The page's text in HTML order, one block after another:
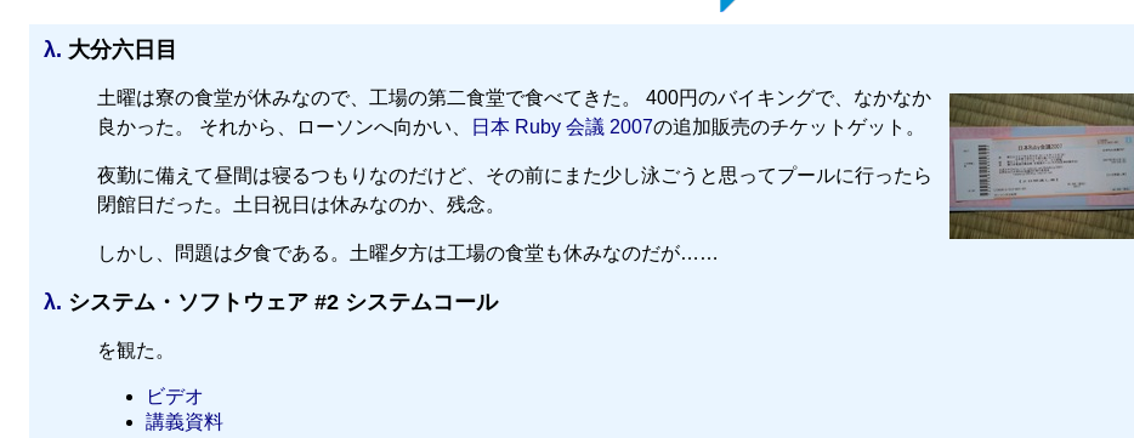
λ. 大分六日目
土曜は寮の食堂が休みなので、工場の第二食堂で食べてきた。 400円のバイキングで、なかなか
良かった。 それから、ローソンへ向かい、
日本 Ruby 会議 2007の追加販売のチケットゲット。
夜勤に備えて昼間は寝るつもりなのだけど、その前にまた少し泳ごうと思ってプールに行ったら
閉館日だった。土日祝日は休みなのか、残念。
しかし、問題は夕食である。土曜夕方は工場の食堂も休みなのだが……
λ. システム・ソフトウェア #2 システムコール
を観た。
ビデオ
講義資料